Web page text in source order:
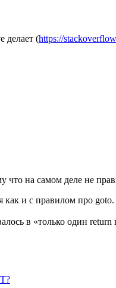
делает (https://
на самом деле не
и с правилом про
в «только один